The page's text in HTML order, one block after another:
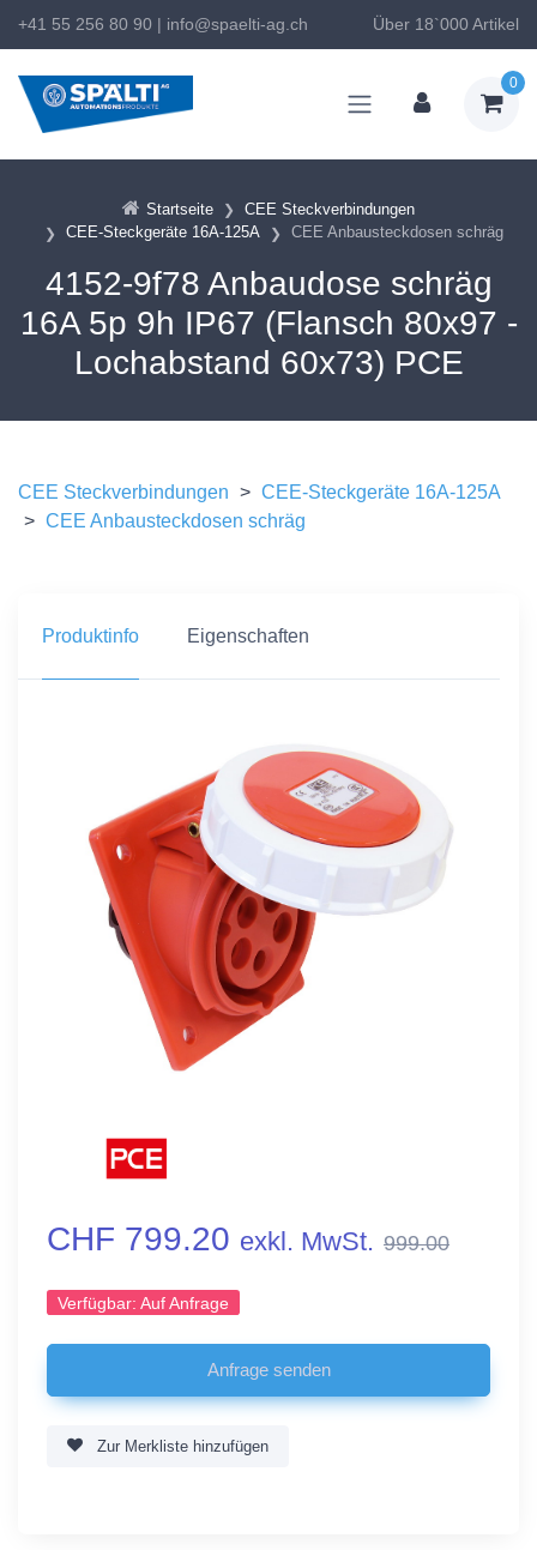
+41 55 256 80 90 | info@spaelti-ag.ch Über 18`000 Artikel
0
Startseite
CEE Steckverbindungen
CEE-Steckgeräte 16A-125A
CEE Anbausteckdosen schräg
4152-9f78 Anbaudose schräg
16A 5p 9h IP67 (Flansch 80x97 -
Lochabstand 60x73) PCE
CEE Steckverbindungen > CEE-Steckgeräte 16A-125A
> CEE Anbausteckdosen schräg
Produktinfo Eigenschaften
CHF 799.20 exkl. MwSt. 999.00
Verfügbar: Auf Anfrage
Zur Merkliste hinzufügen